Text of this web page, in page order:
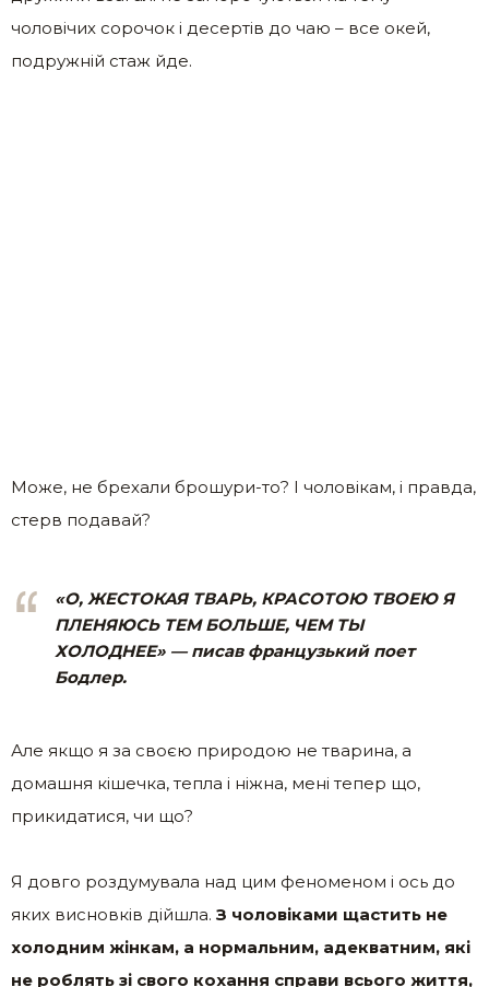
чоловічих сорочок і десертів до чаю – все окей,
подружній стаж йде.
Може, не брехали брошури-то? І чоловікам, і правда,
стерв подавай?
«О, ЖЕСТОКАЯ ТВАРЬ, КРАСОТОЮ ТВОЕЮ Я
ПЛЕНЯЮСЬ ТЕМ БОЛЬШЕ, ЧЕМ ТЫ
ХОЛОДНЕЕ» — писав французький поет
Бодлер.
Але якщо я за своєю природою не тварина, а
домашня кішечка, тепла і ніжна, мені тепер що,
прикидатися, чи що?
Я довго роздумувала над цим феноменом і ось до
яких висновків дійшла. З чоловіками щастить не
холодним жінкам, а нормальним, адекватним, які
не роблять зі свого кохання справи всього життя,